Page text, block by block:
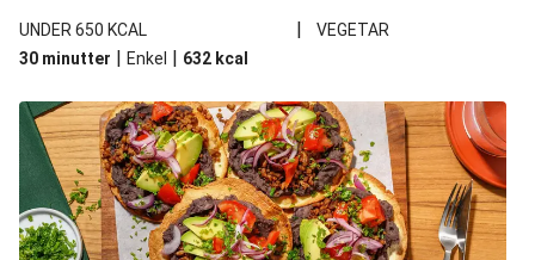
UNDER 650 KCAL |
VEGETAR
30 minutter | Enkel | 632 kcal